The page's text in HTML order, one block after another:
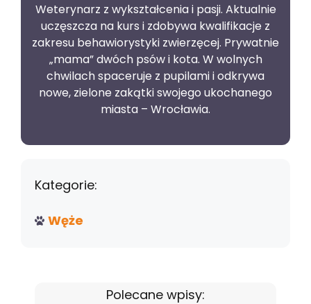
Weterynarz z wykształcenia i pasji. Aktualnie
uczęszcza na kurs i zdobywa kwalifikacje z
zakresu behawiorystyki zwierzęcej. Prywatnie
„mama” dwóch psów i kota. W wolnych
chwilach spaceruje z pupilami i odkrywa
nowe, zielone zakątki swojego ukochanego
miasta – Wrocławia.
Kategorie:
Węże
Polecane wpisy: